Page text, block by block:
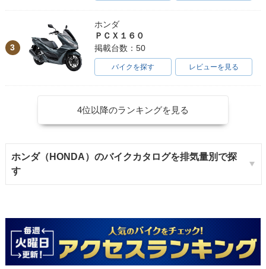
3
ホンダ
ＰＣＸ１６０
掲載台数：50
バイクを探す レビューを見る
4位以降のランキングを見る
ホンダ（HONDA）のバイクカタログを排気量別で探
す